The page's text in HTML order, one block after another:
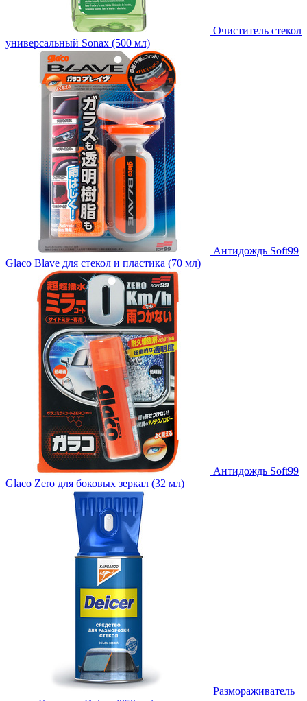
Очиститель стекол
универсальный Sonax (500 мл)
Антидождь Soft99
Glaco Blave для стекол и пластика (70 мл)
Антидождь Soft99
Glaco Zero для боковых зеркал (32 мл)
Размораживатель